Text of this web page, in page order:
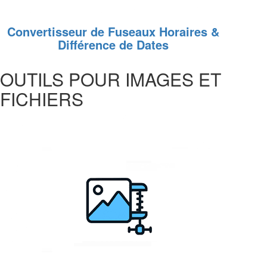
Convertisseur de Fuseaux Horaires &
Différence de Dates
OUTILS POUR IMAGES ET
FICHIERS